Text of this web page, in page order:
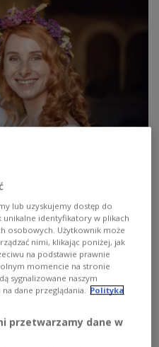
беларусы, якія жывуць
тым, што ў Інтэрнэце
назвай
распавядаюць пра
і ўсё, што звязана з
расказваюць у
жартоўнай форме.
распавесці пра іх
адкуль
lub uzyskujemy dostęp do
identyfikatory w plikach
osobowych. Użytkownik może
nimi, klikając poniżej, jak
na podstawie prawnie
momencie na stronie
sygnalizowane naszym
dane przeglądania. Polityka
przetwarzamy dane w